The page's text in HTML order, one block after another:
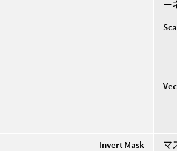
ー
Invert Mask
マ